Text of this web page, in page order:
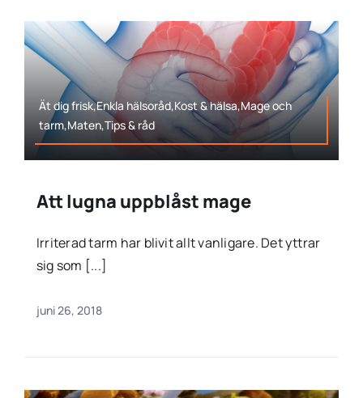
Ät dig frisk,Enkla hälsoråd,Kost & hälsa,Mage och
tarm,Maten,Tips & råd
Att lugna uppblåst mage
Irriterad tarm har blivit allt vanligare. Det yttrar
sig som [...]
juni 26, 2018